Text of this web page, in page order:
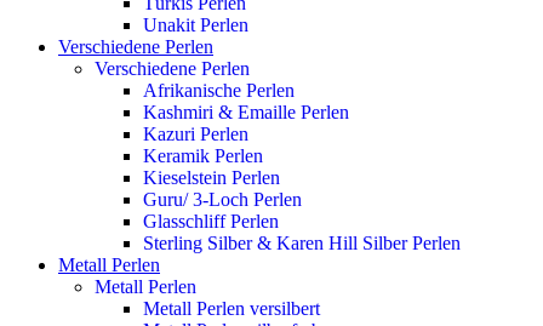
Unakit Perlen
Verschiedene Perlen
Verschiedene Perlen
Afrikanische Perlen
Kashmiri & Emaille Perlen
Kazuri Perlen
Keramik Perlen
Kieselstein Perlen
Guru/ 3-Loch Perlen
Glasschliff Perlen
Sterling Silber & Karen Hill Silber Perlen
Metall Perlen
Metall Perlen
Metall Perlen versilbert